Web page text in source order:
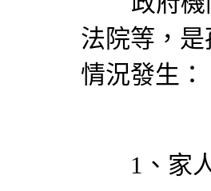
法院等，
情況發生：
1、家人